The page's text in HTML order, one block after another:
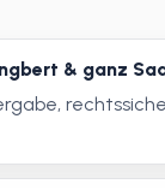
& ganz